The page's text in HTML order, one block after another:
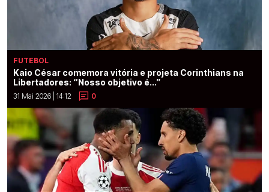
FUTEBOL
Kaio César comemora vitória e projeta Corinthians na
Libertadores: “Nosso objetivo é...”
31 Mai 2026 | 14:12 0